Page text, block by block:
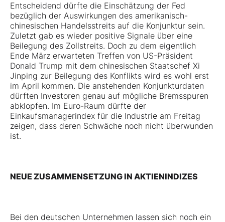
Entscheidend dürfte die Einschätzung der Fed
bezüglich der Auswirkungen des amerikanisch-
chinesischen Handelsstreits auf die Konjunktur sein.
Zuletzt gab es wieder positive Signale über eine
Beilegung des Zollstreits. Doch zu dem eigentlich
Ende März erwarteten Treffen von US-Präsident
Donald Trump mit dem chinesischen Staatschef Xi
Jinping zur Beilegung des Konflikts wird es wohl erst
im April kommen. Die anstehenden Konjunkturdaten
dürften Investoren genau auf mögliche Bremsspuren
abklopfen. Im Euro-Raum dürfte der
Einkaufsmanagerindex für die Industrie am Freitag
zeigen, dass deren Schwäche noch nicht überwunden
ist.
NEUE ZUSAMMENSETZUNG IN AKTIENINDIZES
Bei den deutschen Unternehmen lassen sich noch ein